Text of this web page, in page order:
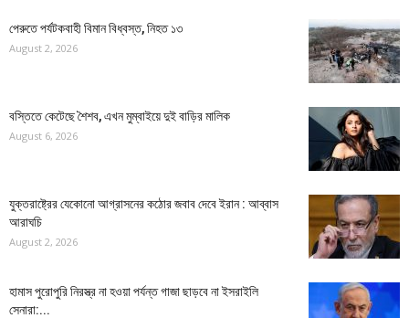
পেরুতে পর্যটকবাহী বিমান বিধ্বস্ত, নিহত ১৩
August 2, 2026
বস্তিতে কেটেছে শৈশব, এখন মুম্বাইয়ে দুই বাড়ির মালিক
August 6, 2026
যুক্তরাষ্ট্রের যেকোনো আগ্রাসনের কঠোর জবাব দেবে ইরান : আব্বাস
আরাঘচি
August 2, 2026
হামাস পুরোপুরি নিরস্ত্র না হওয়া পর্যন্ত গাজা ছাড়বে না ইসরাইলি
সেনারা:...